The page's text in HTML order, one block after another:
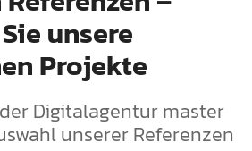
unsere
Projekte
Digitalagentur master
unserer Referenzen